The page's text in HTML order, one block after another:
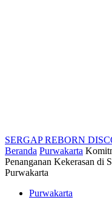
SERGAP REBORN
Beranda Purwakarta
Penanganan Kekerasan di
Purwakarta
Purwakarta